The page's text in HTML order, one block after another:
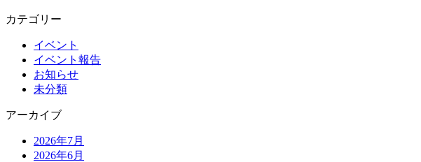
カテゴリー
イベント
イベント報告
お知らせ
未分類
アーカイブ
2026年7月
2026年6月